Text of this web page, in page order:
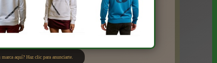
marca aquí? Haz clic para anunciarte.